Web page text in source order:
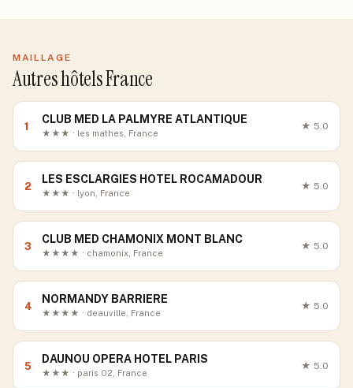
MAILLAGE
Autres hôtels France
1
CLUB MED LA PALMYRE ATLANTIQUE
★★★ · les mathes, France
★ 5.0
2
LES ESCLARGIES HOTEL ROCAMADOUR
★★★ · lyon, France
★ 5.0
3
CLUB MED CHAMONIX MONT BLANC
★★★★ · chamonix, France
★ 5.0
4
NORMANDY BARRIERE
★★★★ · deauville, France
★ 5.0
5
DAUNOU OPERA HOTEL PARIS
★★★ · paris 02, France
★ 5.0